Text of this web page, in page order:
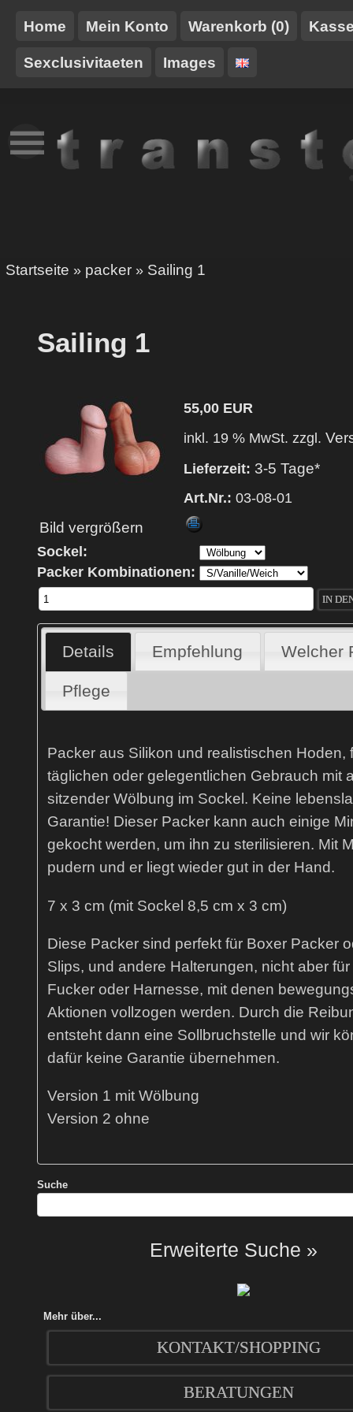
Home Mein Konto Warenkorb (0)
Sexclusivitaeten Images
NEUES
TT-
TRANSTOY
GURTE/HARNESSE
Startseite » packer » Sailing 1
Sailing 1
Bild vergrößern
55,00 EUR
inkl. 19 % MwSt. zzgl.
Lieferzeit: 3-5 Tage*
Art.Nr.: 03-08-01
Sockel:
Packer Kombinationen:
Details Empfehlung Welcher
Pflege
Packer aus Silikon und realistischen Hoden,
täglichen oder gelegentlichen Gebrauch mit
sitzender Wölbung im Sockel. Keine
Garantie! Dieser Packer kann auch einige
gekocht werden, um ihn zu sterilisieren. Mit
pudern und er liegt wieder gut in der Hand.
7 x 3 cm (mit Sockel 8,5 cm x 3 cm)
Diese Packer sind perfekt für Boxer Packer
Slips, und andere Halterungen, nicht aber
Fucker oder Harnesse, mit denen
Aktionen vollzogen werden. Durch die
entsteht dann eine Sollbruchstelle und wir
dafür keine Garantie übernehmen.
Version 1 mit Wölbung
Version 2 ohne
Suche
Erweiterte Suche »
Mehr über...
KONTAKT/SHOPPING
BERATUNGEN